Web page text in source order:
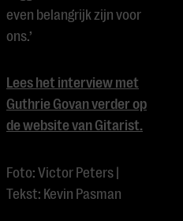
even belangrijk zijn voor
ons.’
Lees het interview met
Guthrie Govan verder op
de website van Gitarist.
Foto: Victor Peters |
Tekst: Kevin Pasman